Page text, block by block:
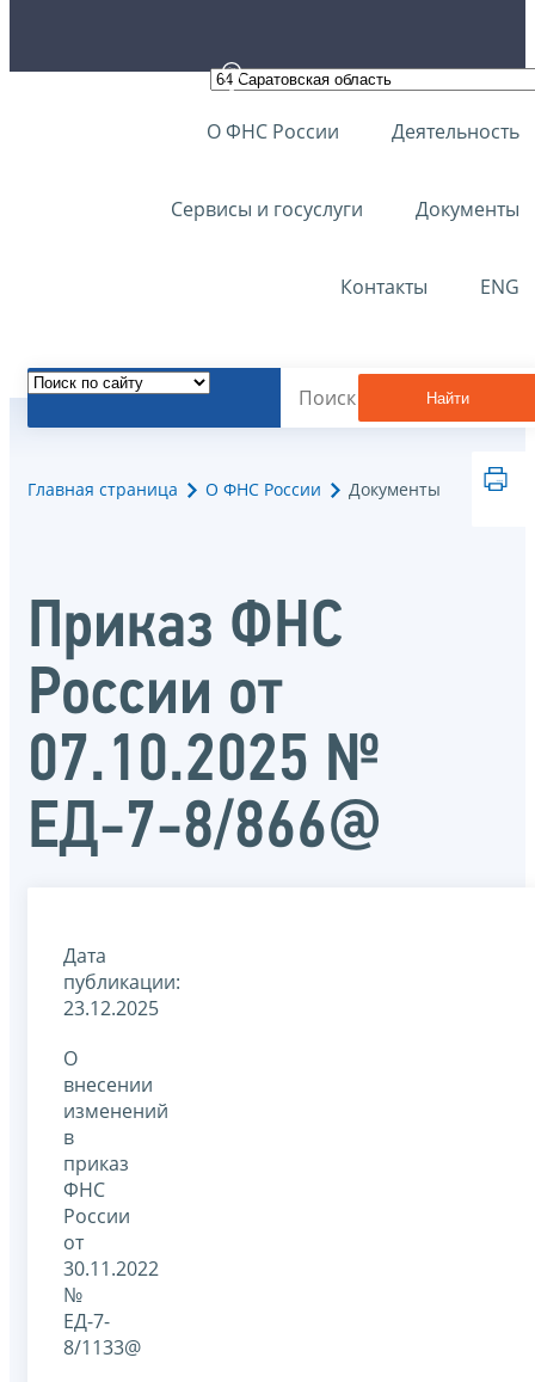
О ФНС России Деятельность
Сервисы и госуслуги Документы
Контакты ENG
Найти
Главная страница О ФНС России Документы
Приказ ФНС
России от
07.10.2025 №
ЕД-7-8/866@
Дата
публикации:
23.12.2025
О
внесении
изменений
в
приказ
ФНС
России
от
30.11.2022
№
ЕД-7-
8/1133@